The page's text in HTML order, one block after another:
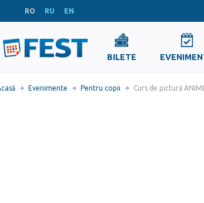
RO RU EN
BILETE
Evenimente Pentru copii Curs de pictură